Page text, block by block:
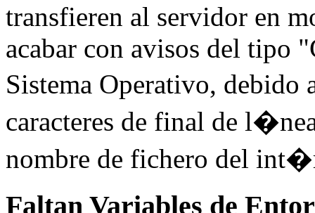
transfieren al servidor en
acabar con avisos del tipo
Sistema Operativo,
caracteres de final de
nombre de fichero del
Faltan Variables de